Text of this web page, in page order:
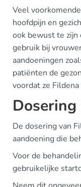
Veel
hoofdpijn en
ook bewust te zijn
gebruik bij
aandoeningen
patiënten de
voordat ze
De dosering van
aandoening die
Voor de
gebruikelijke